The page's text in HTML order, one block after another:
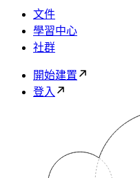
文件
學習中心
社群
開始建置
登入